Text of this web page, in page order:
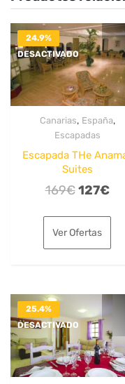
24.9%
DESACTIVADO
Canarias, España,
Escapadas
Escapada THe
Suites
169€ El
original
era:
127€El
es:
Ver Ofertas
25.4%
DESACTIVADO